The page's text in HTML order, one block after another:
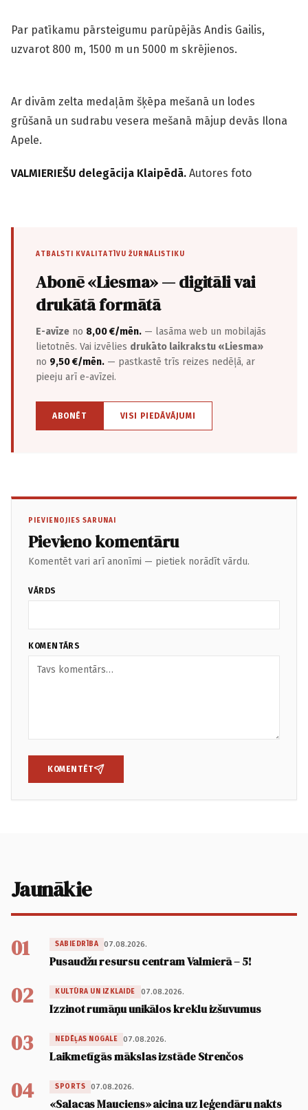
Par patīkamu pārsteigumu parūpējās Andis Gailis,
uzvarot 800 m, 1500 m un 5000 m skrējienos.
Ar divām zelta medaļām šķēpa mešanā un lodes
grūšanā un sudrabu vesera mešanā mājup devās Ilona
Apele.
VALMIERIEŠU delegācija Klaipēdā. Autores foto
ATBALSTI KVALITATĪVU ŽURNĀLISTIKU
Abonē «Liesma» — digitāli vai
drukātā formātā
E-avīze no 8,00 €/mēn. — lasāma web un mobilajās
lietotnēs. Vai izvēlies drukāto laikrakstu «Liesma»
no 9,50 €/mēn. — pastkastē trīs reizes nedēļā, ar
pieeju arī e-avīzei.
ABONĒT VISI PIEDĀVĀJUMI
PIEVIENOJIES SARUNAI
Pievieno komentāru
Komentēt vari arī anonīmi — pietiek norādīt vārdu.
VĀRDS
KOMENTĀRS
KOMENTĒT
Jaunākie
01 SABIEDRĪBA 07.08.2026.
Pusaudžu resursu centram Valmierā – 5!
02 KULTŪRA UN IZKLAIDE 07.08.2026.
Izzinot rumāņu unikālos kreklu izšuvumus
03 NEDĒĻAS NOGALE 07.08.2026.
Laikmetīgās mākslas izstāde Strenčos
04 SPORTS 07.08.2026.
«Salacas Mauciens» aicina uz leģendāru nakts